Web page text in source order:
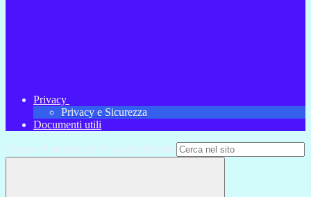
Privacy
Privacy e Sicurezza
Documenti utili
Campo di ricerca per le pagine del sito